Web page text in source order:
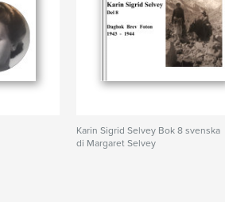
Karin Sigrid Selvey Bok 8 svenska
di Margaret Selvey